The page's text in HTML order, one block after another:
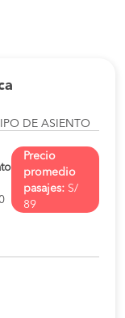
DE ASIENTO
Precio
promedio
pasajes: S/
89